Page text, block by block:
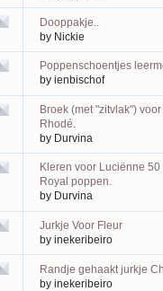
Dooppakje..
by Nickie
Poppenschoentjes
by ienbischof
Broek (met "zitvlak")
Rhodé.
by Durvina
Kleren voor Luciënne
Royal poppen.
by Durvina
Jurkje Voor Fleur
by inekeribeiro
Randje gehaakt jurkje
by inekeribeiro